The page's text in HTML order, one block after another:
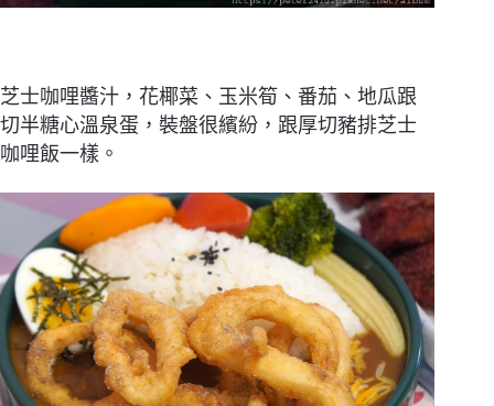
芝士咖哩醬汁，花椰菜、玉米筍、番茄、地瓜跟
切半糖心溫泉蛋，裝盤很繽紛，跟厚切豬排芝士
咖哩飯一樣。